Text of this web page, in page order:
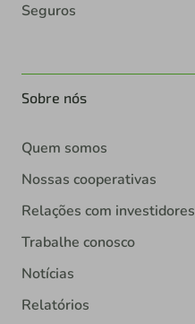
Seguros
Sobre nós
Quem somos
Nossas cooperativas
Relações com investidores
Trabalhe conosco
Notícias
Relatórios